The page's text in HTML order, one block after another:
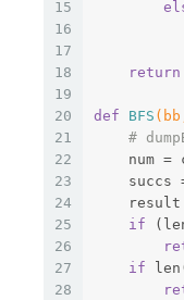
15
16
17
18
19
20
21
22
23
24
25
26
27
28
return
def BFS
#
num =
succs
result
if
if